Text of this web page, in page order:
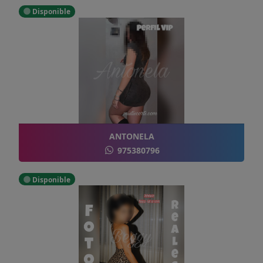
Disponible
ANTONELA
975380796
Disponible